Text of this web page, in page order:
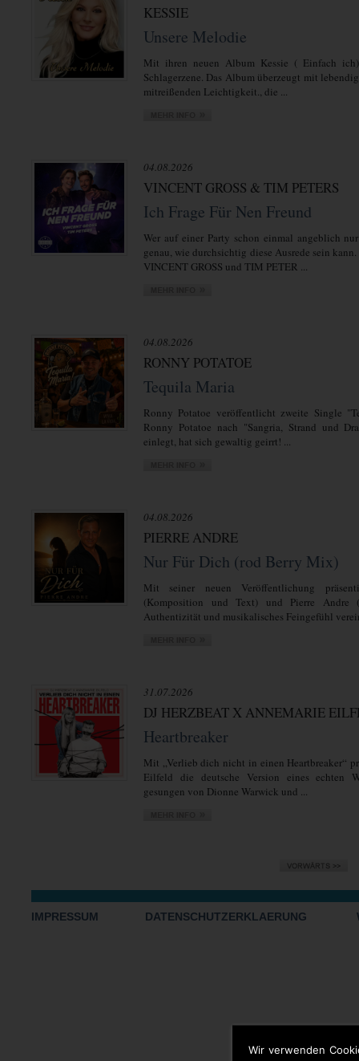
Wir verwenden
KESSIE
Unsere Melodie
Mit ihren neuen Album Kessie ( Einfach
Schlagerzene. Das Album überzeugt mit
mitreißenden Leichtigkeit., die ...
04.08.2026
VINCENT GROSS & TIM PETERS
Ich Frage Für Nen Freund
Wer auf einer Party schon einmal angeblich
genau, wie durchsichtig diese Ausrede sein
VINCENT GROSS und TIM PETER ...
04.08.2026
RONNY POTATOE
Tequila Maria
Ronny Potatoe veröffentlicht zweite Single
Ronny Potatoe nach "Sangria, Strand und
einlegt, hat sich gewaltig geirrt! ...
04.08.2026
PIERRE ANDRE
Nur Für Dich (rod Berry Mix)
Mit seiner neuen Veröffentlichung
(Komposition und Text) und Pierre Andre
Authentizität und musikalisches Feingefühl
31.07.2026
DJ HERZBEAT X ANNEMARIE
Heartbreaker
Mit „Verlieb dich nicht in einen Heartbreaker“
Eilfeld die deutsche Version eines echten
gesungen von Dionne Warwick und ...
IMPRESSUM DATENSCHUTZERKLAERUNG